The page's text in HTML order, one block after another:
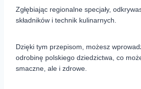
Zgłębiając regionalne specjały,
składników i technik kulinarnych.
Dzięki tym przepisom, możesz
odrobinę polskiego dziedzictwa, co
smaczne, ale i zdrowe.